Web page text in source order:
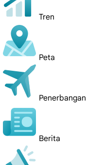
Tren
Peta
Penerbangan
Berita